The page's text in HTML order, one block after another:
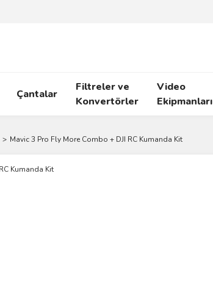
Çantalar
Filtreler ve
Konvertörler
Video
Ekipmanları
Mavic 3 Pro Fly More Combo + DJI RC Kumanda Kit